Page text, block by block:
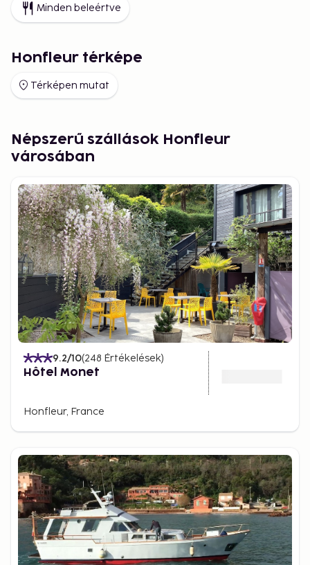
Minden beleértve
Honfleur térképe
Térképen mutat
Népszerű szállások Honfleur
városában
9.2/10(248 Értékelések)
Hôtel Monet
Honfleur, France